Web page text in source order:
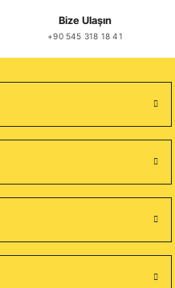
Bize Ulaşın
+90 545 318 18 41